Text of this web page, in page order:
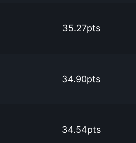
35.27pts
34.90pts
34.54pts